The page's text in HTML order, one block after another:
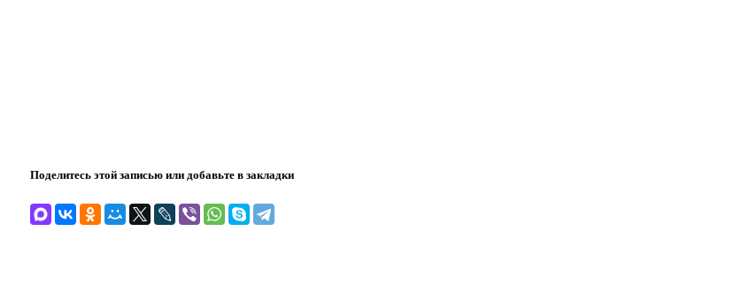
Поделитесь этой записью или добавьте в закладки